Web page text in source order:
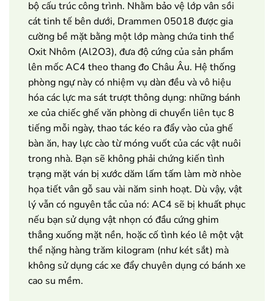
bộ cấu trúc công trình. Nhằm bảo vệ lớp vân sồi
cát tinh tế bên dưới, Drammen 05018 được gia
cường bề mặt bằng một lớp màng chứa tinh thể
Oxit Nhôm (Al2O3), đưa độ cứng của sản phẩm
lên mốc AC4 theo thang đo Châu Âu. Hệ thống
phòng ngự này có nhiệm vụ dàn đều và vô hiệu
hóa các lực ma sát trượt thông dụng: những bánh
xe của chiếc ghế văn phòng di chuyển liên tục 8
tiếng mỗi ngày, thao tác kéo ra đẩy vào của ghế
bàn ăn, hay lực cào từ móng vuốt của các vật nuôi
trong nhà. Bạn sẽ không phải chứng kiến tình
trạng mặt ván bị xước dăm lấm tấm làm mờ nhòe
họa tiết vân gỗ sau vài năm sinh hoạt. Dù vậy, vật
lý vẫn có nguyên tắc của nó: AC4 sẽ bị khuất phục
nếu bạn sử dụng vật nhọn có đầu cứng ghim
thẳng xuống mặt nền, hoặc cố tình kéo lê một vật
thể nặng hàng trăm kilogram (như két sắt) mà
không sử dụng các xe đẩy chuyên dụng có bánh xe
cao su mềm.